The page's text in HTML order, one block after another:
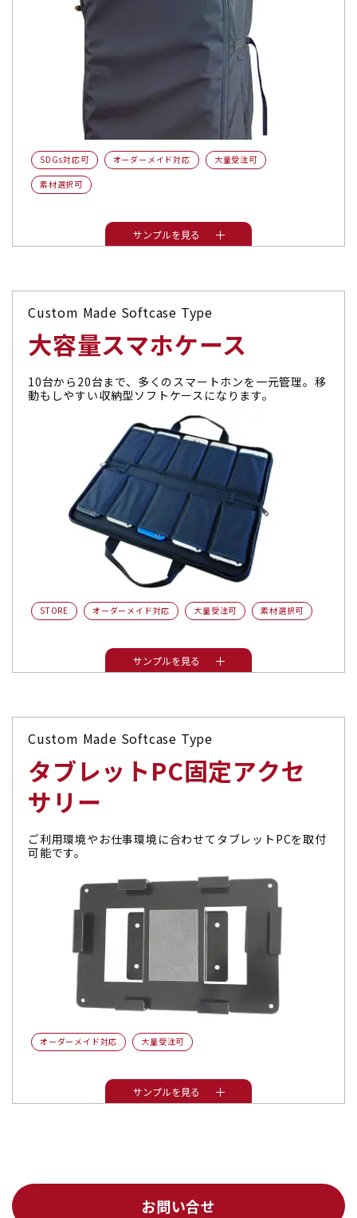
SDGs対応可 オーダーメイド対応 大量受注可
素材選択可
サンプルを見る
Custom Made Softcase Type
大容量スマホケース
10台から20台まで、多くのスマートホンを一元管理。移
動もしやすい収納型ソフトケースになります。
STORE オーダーメイド対応 大量受注可 素材選択可
サンプルを見る
Custom Made Softcase Type
タブレットPC固定アクセ
サリー
ご利用環境やお仕事環境に合わせてタブレットPCを取付
可能です。
オーダーメイド対応 大量受注可
サンプルを見る
お問い合せ